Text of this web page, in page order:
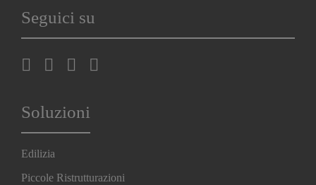
Seguici su
Soluzioni
Edilizia
Piccole Ristrutturazioni